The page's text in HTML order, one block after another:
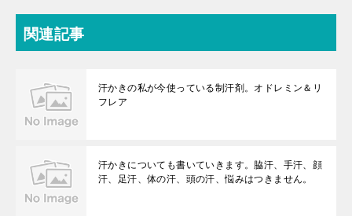
関連記事
汗かきの私が今使っている制汗剤。オドレミン＆リ
フレア
汗かきについても書いていきます。脇汗、手汗、顔
汗、足汗、体の汗、頭の汗、悩みはつきません。